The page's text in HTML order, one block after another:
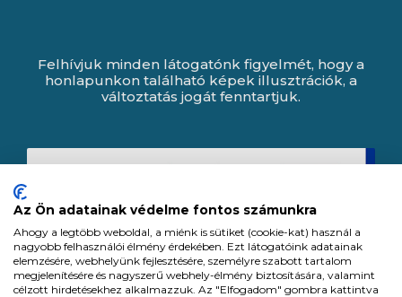
Felhívjuk minden látogatónk figyelmét, hogy a
honlapunkon található képek illusztrációk, a
változtatás jogát fenntartjuk.
Az Ön adatainak védelme fontos számunkra
Ahogy a legtöbb weboldal, a miénk is sütiket (cookie-kat) használ a
nagyobb felhasználói élmény érdekében. Ezt látogatóink adatainak
elemzésére, webhelyünk fejlesztésére, személyre szabott tartalom
megjelenítésére és nagyszerű webhely-élmény biztosítására, valamint
célzott hirdetésekhez alkalmazzuk. Az "Elfogadom" gombra kattintva